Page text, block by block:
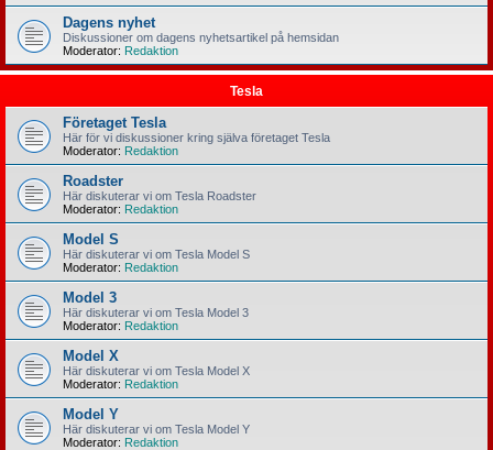
Dagens nyhet
Diskussioner om dagens nyhetsartikel på hemsidan
Moderator: Redaktion
Tesla
Företaget Tesla
Här för vi diskussioner kring själva företaget Tesla
Moderator: Redaktion
Roadster
Här diskuterar vi om Tesla Roadster
Moderator: Redaktion
Model S
Här diskuterar vi om Tesla Model S
Moderator: Redaktion
Model 3
Här diskuterar vi om Tesla Model 3
Moderator: Redaktion
Model X
Här diskuterar vi om Tesla Model X
Moderator: Redaktion
Model Y
Här diskuterar vi om Tesla Model Y
Moderator: Redaktion